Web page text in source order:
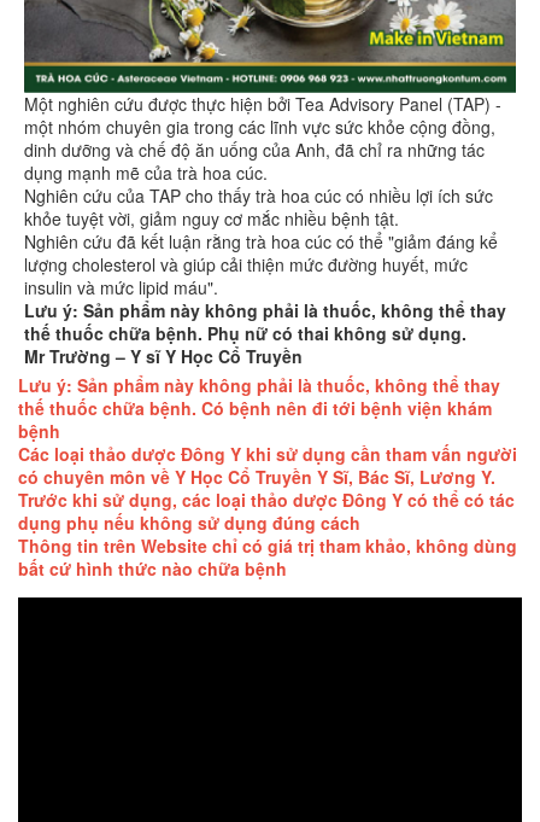
Một nghiên cứu được thực hiện bởi Tea Advisory Panel (TAP) -
một nhóm chuyên gia trong các lĩnh vực sức khỏe cộng đồng,
dinh dưỡng và chế độ ăn uống của Anh, đã chỉ ra những tác
dụng mạnh mẽ của trà hoa cúc.
Nghiên cứu của TAP cho thấy trà hoa cúc có nhiều lợi ích sức
khỏe tuyệt vời, giảm nguy cơ mắc nhiều bệnh tật.
Nghiên cứu đã kết luận rằng trà hoa cúc có thể "giảm đáng kể
lượng cholesterol và giúp cải thiện mức đường huyết, mức
insulin và mức lipid máu".
Lưu ý: Sản phẩm này không phải là thuốc, không thể thay
thế thuốc chữa bệnh. Phụ nữ có thai không sử dụng.
Mr Trường – Y sĩ Y Học Cổ Truyền
Lưu ý: Sản phẩm này không phải là thuốc, không thể thay
thế thuốc chữa bệnh. Có bệnh nên đi tới bệnh viện khám
bệnh
Các loại thảo dược Đông Y khi sử dụng cần tham vấn người
có chuyên môn về Y Học Cổ Truyền Y Sĩ, Bác Sĩ, Lương Y.
Trước khi sử dụng, các loại thảo dược Đông Y có thể có tác
dụng phụ nếu không sử dụng đúng cách
Thông tin trên Website chỉ có giá trị tham khảo, không dùng
bất cứ hình thức nào chữa bệnh